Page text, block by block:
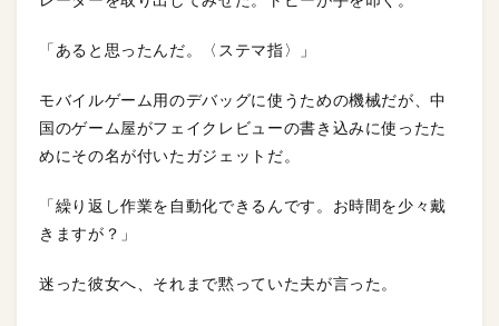
「あると思ったんだ。〈ステマ指〉」
モバイルゲーム用のデバッグに使うための機械だが、中
国のゲーム屋がフェイクレビューの書き込みに使ったた
めにその名が付いたガジェットだ。
「繰り返し作業を自動化できるんです。お時間を少々戴
きますが？」
迷った彼女へ、それまで黙っていた夫が言った。